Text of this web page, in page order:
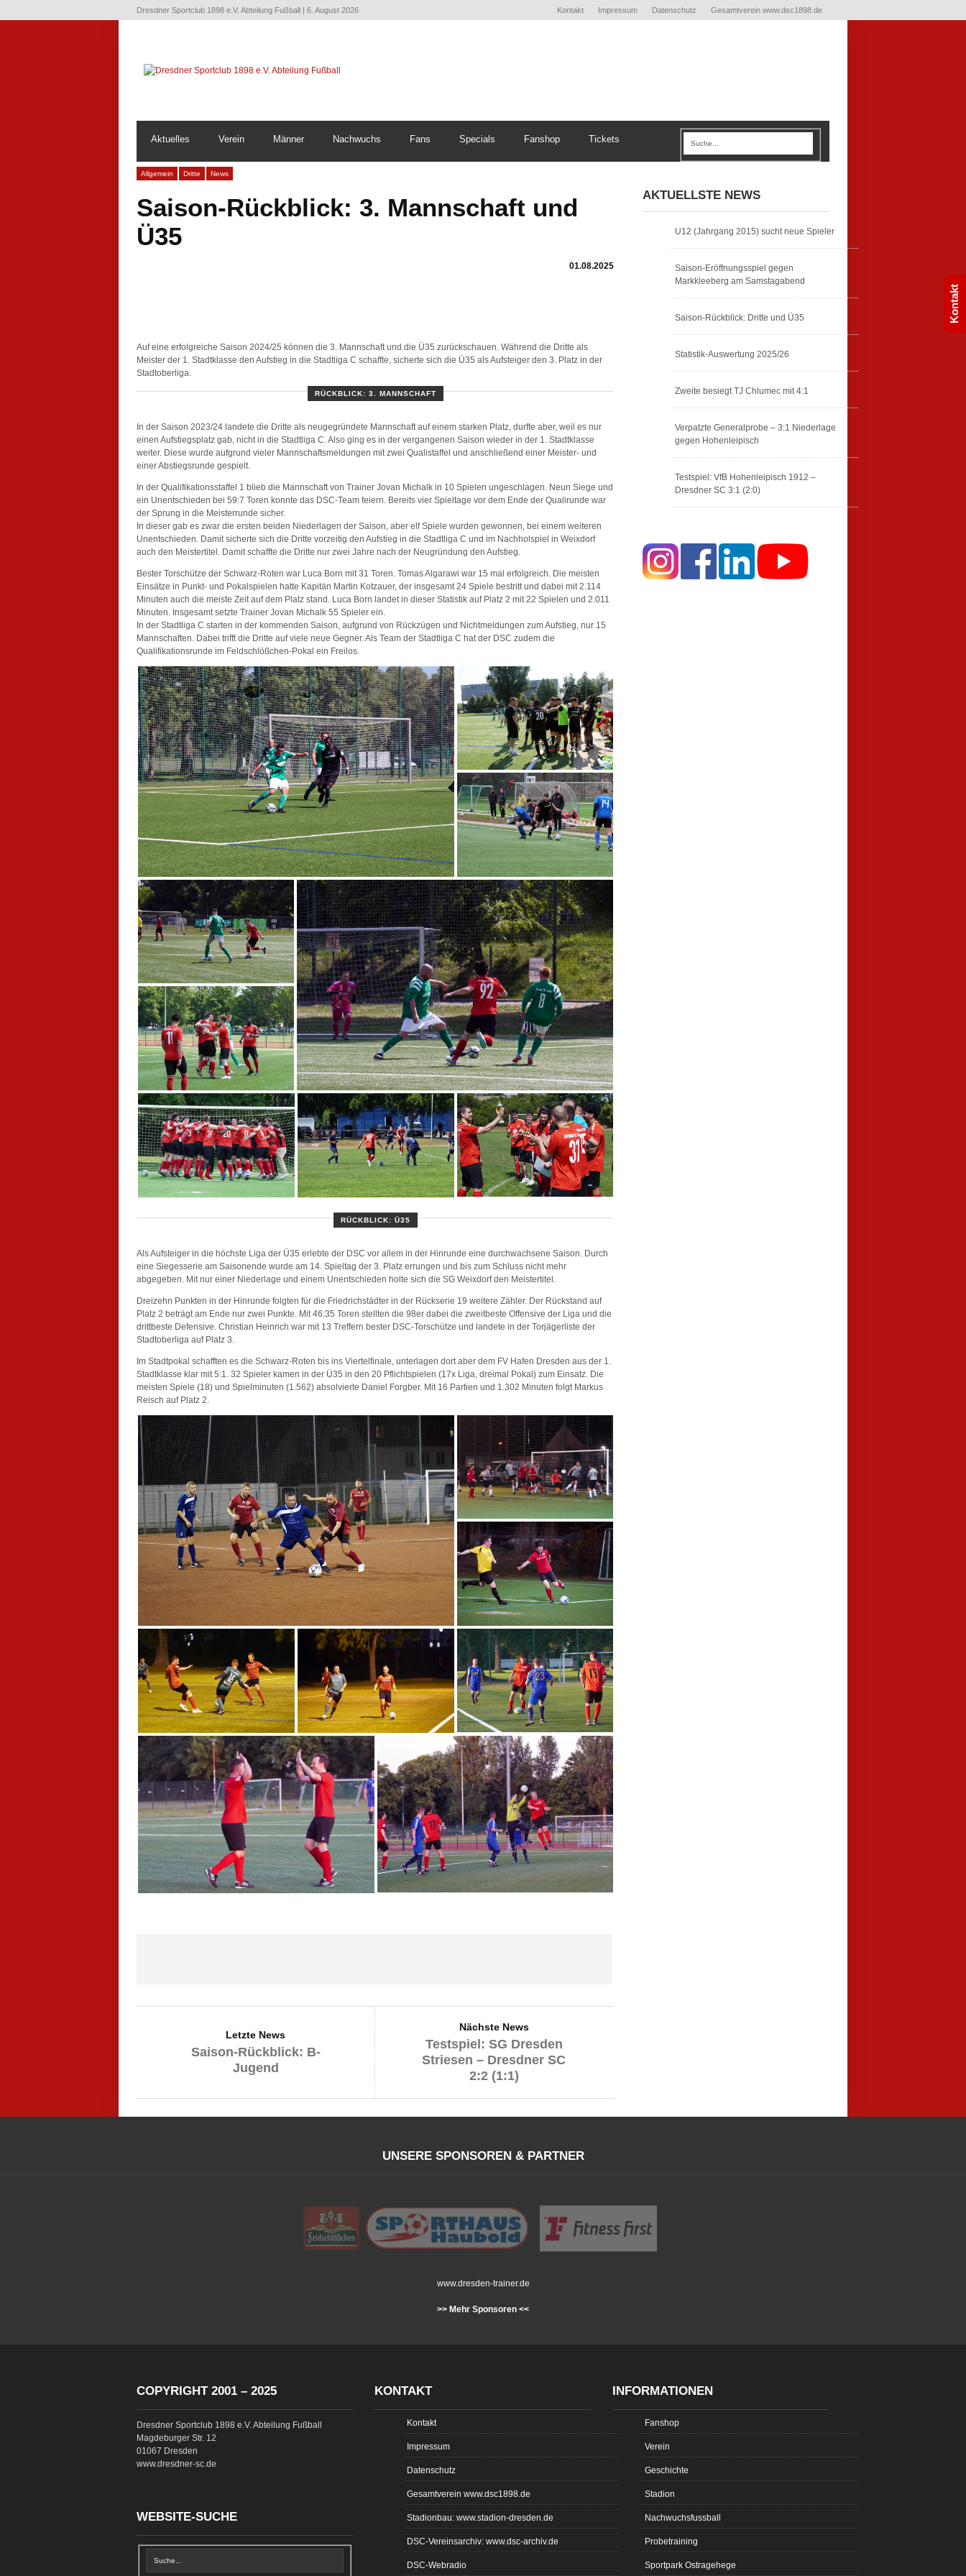
Dresdner Sportclub 1898 e.V. Abteilung Fußball | 6. August 2026 Kontakt Impressum Datenschutz Gesamtverein www.dsc1898.de
Aktuelles Verein Männer Nachwuchs Fans Specials Fanshop Tickets
Allgemein Dritte News
Saison-Rückblick: 3. Mannschaft und
Ü35
01.08.2025
Auf eine erfolgreiche Saison 2024/25 können die 3. Mannschaft und die Ü35 zurückschauen. Während die Dritte als
Meister der 1. Stadtklasse den Aufstieg in die Stadtliga C schaffte, sicherte sich die Ü35 als Aufsteiger den 3. Platz in der
Stadtoberliga.
RÜCKBLICK: 3. MANNSCHAFT
In der Saison 2023/24 landete die Dritte als neugegründete Mannschaft auf einem starken Platz, durfte aber, weil es nur
einen Aufstiegsplatz gab, nicht in die Stadtliga C. Also ging es in der vergangenen Saison wieder in der 1. Stadtklasse
weiter. Diese wurde aufgrund vieler Mannschaftsmeldungen mit zwei Qualistaffel und anschließend einer Meister- und
einer Abstiegsrunde gespielt.
In der Qualifikationsstaffel 1 blieb die Mannschaft von Trainer Jovan Michalk in 10 Spielen ungeschlagen. Neun Siege und
ein Unentschieden bei 59:7 Toren konnte das DSC-Team feiern. Bereits vier Spieltage vor dem Ende der Qualirunde war
der Sprung in die Meisterrunde sicher.
In dieser gab es zwar die ersten beiden Niederlagen der Saison, aber elf Spiele wurden gewonnen, bei einem weiteren
Unentschieden. Damit sicherte sich die Dritte vorzeitig den Aufstieg in die Stadtliga C und im Nachholspiel in Weixdorf
auch den Meistertitel. Damit schaffte die Dritte nur zwei Jahre nach der Neugründung den Aufstieg.
Bester Torschütze der Schwarz-Roten war Luca Born mit 31 Toren. Tomas Algarawi war 15 mal erfolgreich. Die meisten
Einsätze in Punkt- und Pokalspielen hatte Kapitän Martin Kotzauer, der insgesamt 24 Spiele bestritt und dabei mit 2.114
Minuten auch die meiste Zeit auf dem Platz stand. Luca Born landet in dieser Statistik auf Platz 2 mit 22 Spielen und 2.011
Minuten. Insgesamt setzte Trainer Jovan Michalk 55 Spieler ein.
In der Stadtliga C starten in der kommenden Saison, aufgrund von Rückzügen und Nichtmeldungen zum Aufstieg, nur 15
Mannschaften. Dabei trifft die Dritte auf viele neue Gegner. Als Team der Stadtliga C hat der DSC zudem die
Qualifikationsrunde im Feldschlößchen-Pokal ein Freilos.
RÜCKBLICK: Ü35
Als Aufsteiger in die höchste Liga der Ü35 erlebte der DSC vor allem in der Hinrunde eine durchwachsene Saison. Durch
eine Siegesserie am Saisonende wurde am 14. Spieltag der 3. Platz errungen und bis zum Schluss nicht mehr
abgegeben. Mit nur einer Niederlage und einem Unentschieden holte sich die SG Weixdorf den Meistertitel.
Dreizehn Punkten in der Hinrunde folgten für die Friedrichstädter in der Rückserie 19 weitere Zähler. Der Rückstand auf
Platz 2 beträgt am Ende nur zwei Punkte. Mit 46:35 Toren stellten die 98er dabei die zweitbeste Offensive der Liga und die
drittbeste Defensive. Christian Heinrich war mit 13 Treffern bester DSC-Torschütze und landete in der Torjägerliste der
Stadtoberliga auf Platz 3.
Im Stadtpokal schafften es die Schwarz-Roten bis ins Viertelfinale, unterlagen dort aber dem FV Hafen Dresden aus der 1.
Stadtklasse klar mit 5:1. 32 Spieler kamen in der Ü35 in den 20 Pflichtspielen (17x Liga, dreimal Pokal) zum Einsatz. Die
meisten Spiele (18) und Spielminuten (1.562) absolvierte Daniel Forgber. Mit 16 Partien und 1.302 Minuten folgt Markus
Reisch auf Platz 2.
Letzte News
Saison-Rückblick: B-
Jugend
Nächste News
Testspiel: SG Dresden
Striesen – Dresdner SC
2:2 (1:1)
AKTUELLSTE NEWS
U12 (Jahrgang 2015) sucht neue Spieler
Saison-Eröffnungsspiel gegen
Markkleeberg am Samstagabend
Saison-Rückblick: Dritte und Ü35
Statistik-Auswertung 2025/26
Zweite besiegt TJ Chlumec mit 4:1
Verpatzte Generalprobe – 3:1 Niederlage
gegen Hohenleipisch
Testspiel: VfB Hohenleipisch 1912 –
Dresdner SC 3:1 (2:0)
UNSERE SPONSOREN & PARTNER
www.dresden-trainer.de
>> Mehr Sponsoren <<
COPYRIGHT 2001 – 2025
Dresdner Sportclub 1898 e.V. Abteilung Fußball
Magdeburger Str. 12
01067 Dresden
www.dresdner-sc.de
WEBSITE-SUCHE
KONTAKT
Kontakt
Impressum
Datenschutz
Gesamtverein www.dsc1898.de
Stadionbau: www.stadion-dresden.de
DSC-Vereinsarchiv: www.dsc-archiv.de
DSC-Webradio
INFORMATIONEN
Fanshop
Verein
Geschichte
Stadion
Nachwuchsfussball
Probetraining
Sportpark Ostragehege
Kontakt